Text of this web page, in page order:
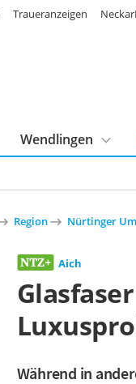
Wendlingen
Traueranzeigen
Region Nürtinger
Aich
Während in